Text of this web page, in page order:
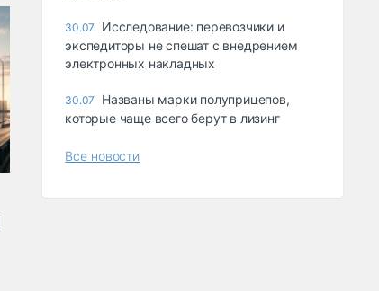
30.07
Исследование: перевозчики и
экспедиторы не спешат с внедрением
электронных накладных
30.07
Названы марки полуприцепов,
которые чаще всего берут в лизинг
Все новости